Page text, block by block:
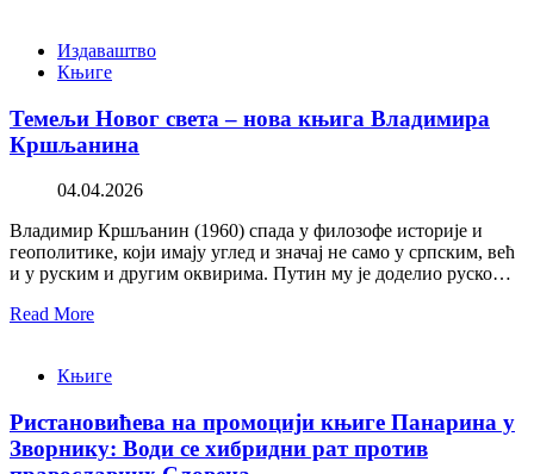
Издаваштво
Књиге
Темељи Новог света – нова књига Владимира
Кршљанина
04.04.2026
Владимир Кршљанин (1960) спада у филозофе историје и
геополитике, који имају углед и значај не само у српским, већ
и у руским и другим оквирима. Путин му је доделио руско…
Read More
Књиге
Ристановићева на промоцији књиге Панарина у
Зворнику: Води се хибридни рат против